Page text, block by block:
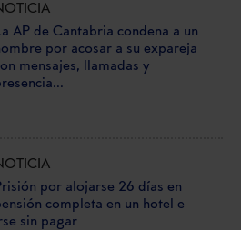
AP de Cantabria condena a un
por acosar a su expareja
mensajes, llamadas y
por alojarse 26 días en
completa en un hotel e
sin pagar